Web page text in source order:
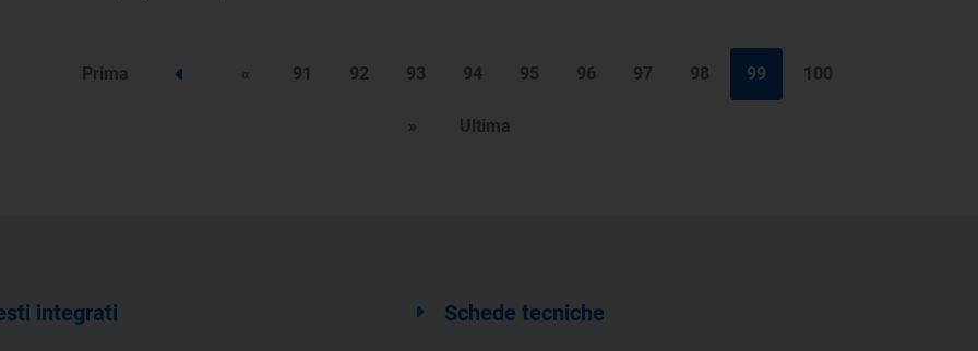
Prima
Step precedente
« 91 92 93 94 95 96 97 98 99 100
» Ultima
integrati Schede tecniche